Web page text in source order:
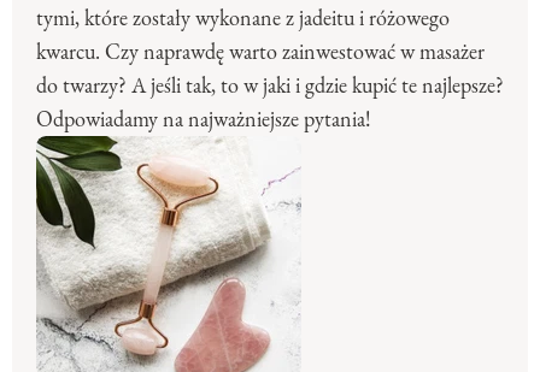
tymi, które zostały wykonane z jadeitu i różowego
kwarcu. Czy naprawdę warto zainwestować w masażer
do twarzy? A jeśli tak, to w jaki i gdzie kupić te najlepsze?
Odpowiadamy na najważniejsze pytania!